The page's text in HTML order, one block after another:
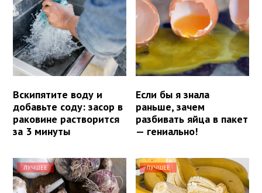
Вскипятите воду и
добавьте соду: засор в
раковине растворится
за 3 минуты
Если бы я знала
раньше, зачем
разбивать яйца в пакет
— гениально!
ЛУЧШЕЕ ЛУЧШЕЕ